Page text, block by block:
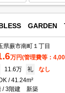
GARDEN THE
県蕨市南町１丁目
万円(管理費等：
11.6万 礼
なし
41.24m²
3階建 新築